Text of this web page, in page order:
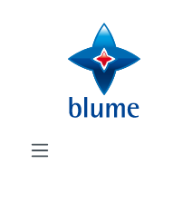
Zum Hauptinhalt springen